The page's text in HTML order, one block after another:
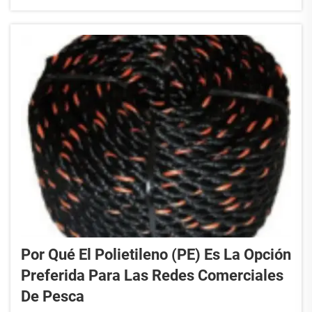
tareas. RIOOP fabrica cuerdas de
polipropileno de alta calidad que ayudan a
los trabajadores a mantenerse sa...
Por Qué El Polietileno (PE) Es La Opción
Preferida Para Las Redes Comerciales
De Pesca